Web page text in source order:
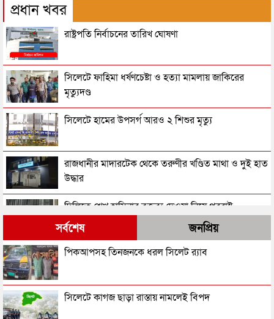
প্রধান খবর
রাষ্ট্রপতি নির্বাচনের তারিখ ঘোষণা
সিলেটে ফাহিমা ধর্ষণচেষ্টা ও হত্যা মামলায় জাকিরের
মৃত্যুদণ্ড
সিলেটে হামের উপসর্গ আরও ২ শিশুর মৃত্যু
রাজধানীর মাদারটেক থেকে তরুণীর খণ্ডিত মাথা ও দুই হাত
উদ্ধার
দিল্লিতে শেখ হাসিনার বক্তব্য দেওয়া নিয়ে পররাষ্ট্র
মন্ত্রণালয়ের ক্ষোভ
সিলেটের সাবেক মন্ত্রী-এমপিরা কে কোথায়?
জুলাই আন্দোলন ছাত্র-জনতার বীরত্বের স্মারকস্তম্ভ:
সর্বশেষ জনপ্রিয়
পিকআপসহ তিনজনকে ধরল সিলেট র‌্যাব
সিলেটে কাগজ ছাড়া রাস্তায় নামলেই বিপদ